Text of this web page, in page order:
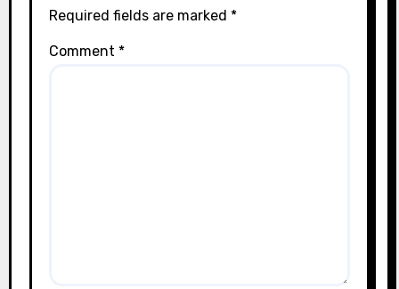
Required fields are marked *
Comment *